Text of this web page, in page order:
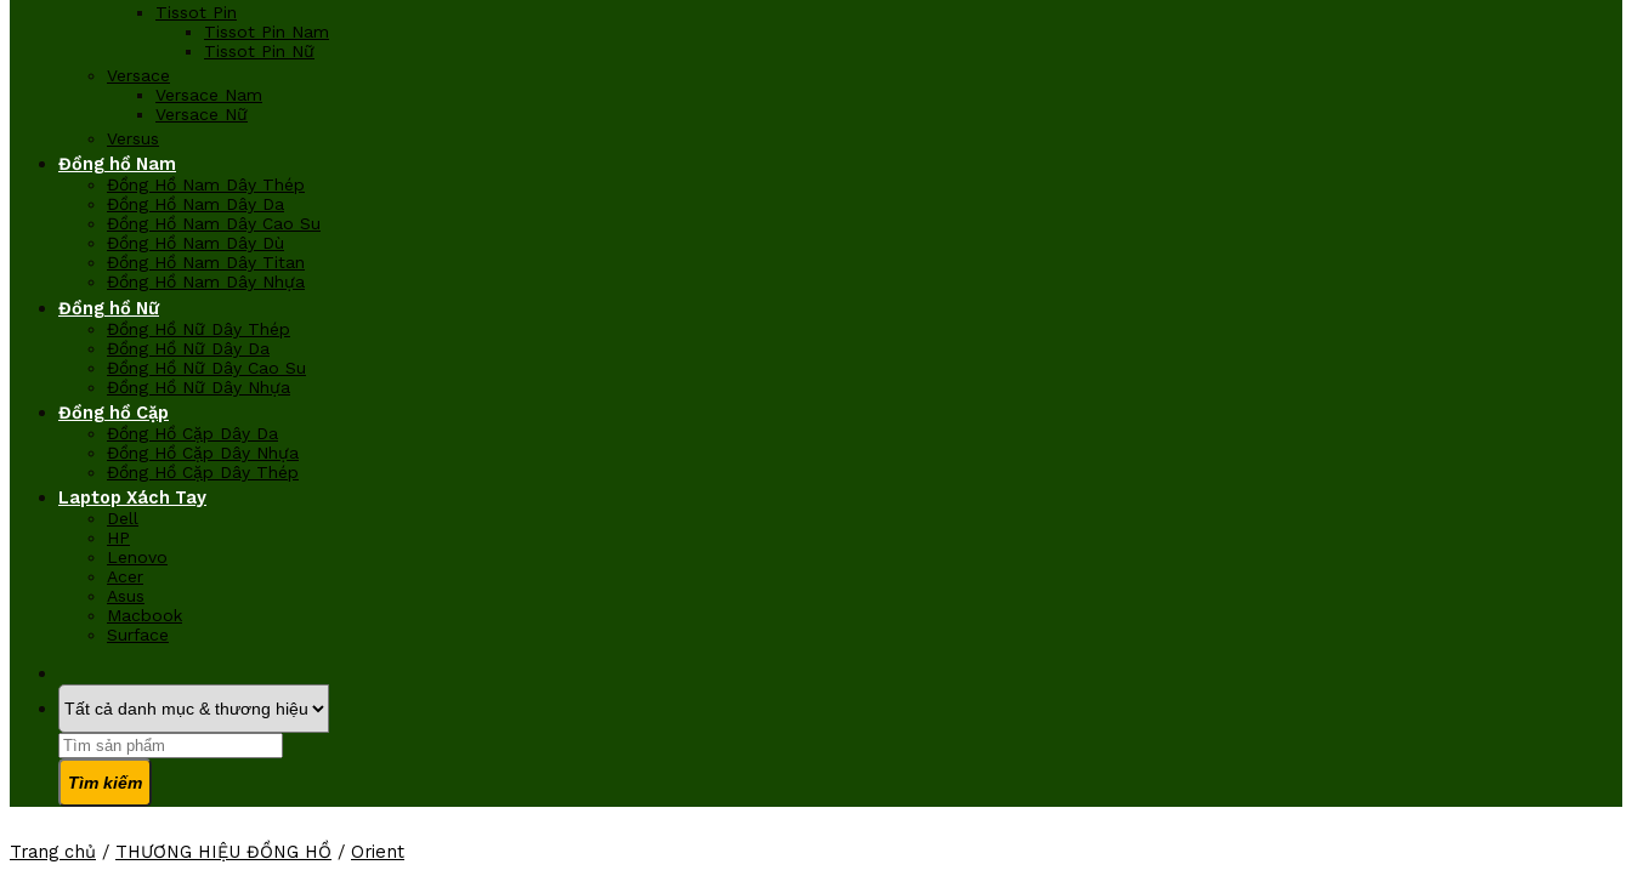
Tissot Pin
Tissot Pin Nam
Tissot Pin Nữ
Versace
Versace Nam
Versace Nữ
Versus
Đồng hồ Nam
Đồng Hồ Nam Dây Thép
Đồng Hồ Nam Dây Da
Đồng Hồ Nam Dây Cao Su
Đồng Hồ Nam Dây Dù
Đồng Hồ Nam Dây Titan
Đồng Hồ Nam Dây Nhựa
Đồng hồ Nữ
Đồng Hồ Nữ Dây Thép
Đồng Hồ Nữ Dây Da
Đồng Hồ Nữ Dây Cao Su
Đồng Hồ Nữ Dây Nhựa
Đồng hồ Cặp
Đồng Hồ Cặp Dây Da
Đồng Hồ Cặp Dây Nhựa
Đồng Hồ Cặp Dây Thép
Laptop Xách Tay
Dell
HP
Lenovo
Acer
Asus
Macbook
Surface
Tìm
kiếm:
Trang chủ / THƯƠNG HIỆU ĐỒNG HỒ / Orient